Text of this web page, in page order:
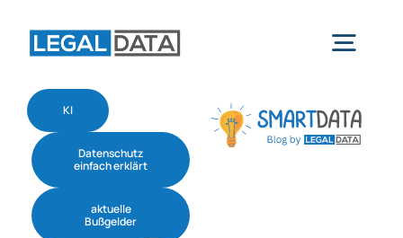
Home
Services
KI
Datenschutz
einfach erklärt
aktuelle
Bußgelder